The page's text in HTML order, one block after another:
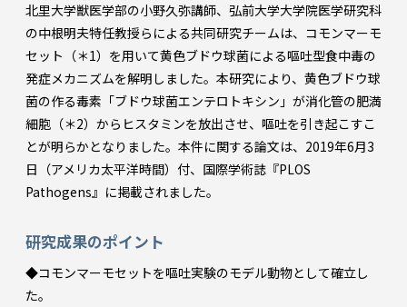
北里大学獣医学部の小野久弥講師、弘前大学大学院医学研究科
の中根明夫特任教授らによる共同研究チームは、コモンマーモ
セット（＊1）を用いて黄色ブドウ球菌による嘔吐型食中毒の
発症メカニズムを解明しました。本研究により、黄色ブドウ球
菌の作る毒素「ブドウ球菌エンテロトキシン」が消化管の肥満
細胞（＊2）からヒスタミンを放出させ、嘔吐を引き起こすこ
とが明らかとなりました。本件に関する論文は、2019年6月3
日（アメリカ太平洋時間）付、国際学術誌『PLOS
Pathogens』に掲載されました。
研究成果のポイント
◆コモンマーモセットを嘔吐実験のモデル動物として確立し
た。